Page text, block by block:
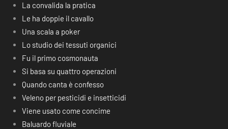
La convalida la pratica
Le ha doppie il cavallo
Una scala a poker
Lo studio dei tessuti organici
Fu il primo cosmonauta
Si basa su quattro operazioni
Quando canta è confesso
Veleno per pesticidi e insetticidi
Viene usato come concime
Baluardo fluviale